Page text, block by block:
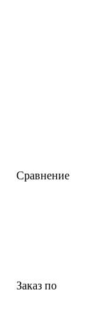
Сравнение
Заказ по